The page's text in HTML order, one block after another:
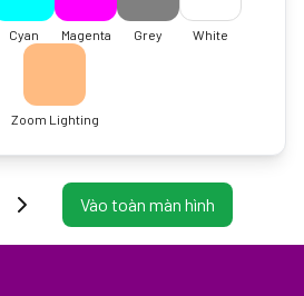
Cyan Magenta Grey White
Zoom Lighting
Vào toàn màn hình